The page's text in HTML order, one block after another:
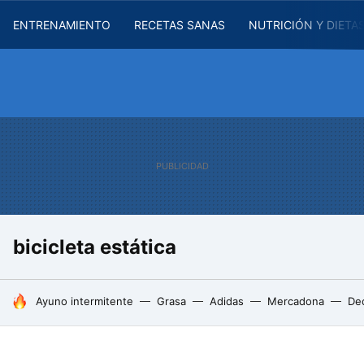
ENTRENAMIENTO RECETAS SANAS NUTRICIÓN Y
bicicleta estática
HOY SE HABLA DE
Ayuno intermitente Grasa Adidas Mercadona